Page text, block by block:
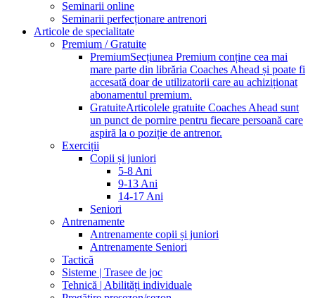
Seminarii online
Seminarii perfecționare antrenori
Articole de specialitate
Premium / Gratuite
PremiumSecțiunea Premium conține cea mai
mare parte din librăria Coaches Ahead și poate fi
accesată doar de utilizatorii care au achiziționat
abonamentul premium.
GratuiteArticolele gratuite Coaches Ahead sunt
un punct de pornire pentru fiecare persoană care
aspiră la o poziție de antrenor.
Exerciții
Copii și juniori
5-8 Ani
9-13 Ani
14-17 Ani
Seniori
Antrenamente
Antrenamente copii și juniori
Antrenamente Seniori
Tactică
Sisteme | Trasee de joc
Tehnică | Abilități individuale